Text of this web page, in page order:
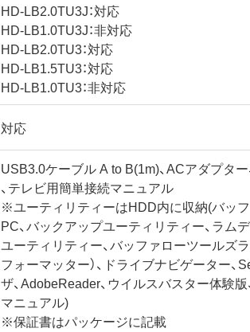
HD-LB2.0TU3J：対応
HD-LB1.0TU3J：非対応
HD-LB2.0TU3：対応
HD-LB1.5TU3：対応
HD-LB1.0TU3：非対応
対応
USB3.0ケーブル A to B(1m)、ACアダプタ
、テレビ用簡単接続マニュアル
※ユーティリティーはHDD内に収納(バッフ
PC、バックアップユーティリティー、ラム
ユーティリティー、バッファローツールズ
フォーマッター）、ドライブナビゲーター
ザ、AdobeReader、ウイルスバスター体験
マニュアル)
※保証書はパッケージに記載